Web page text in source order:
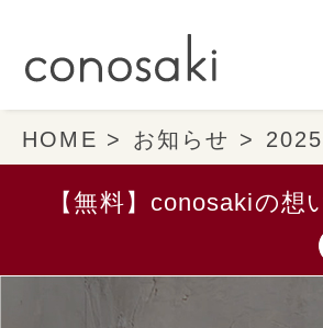
HOME お知らせ
【無料】conosakiの